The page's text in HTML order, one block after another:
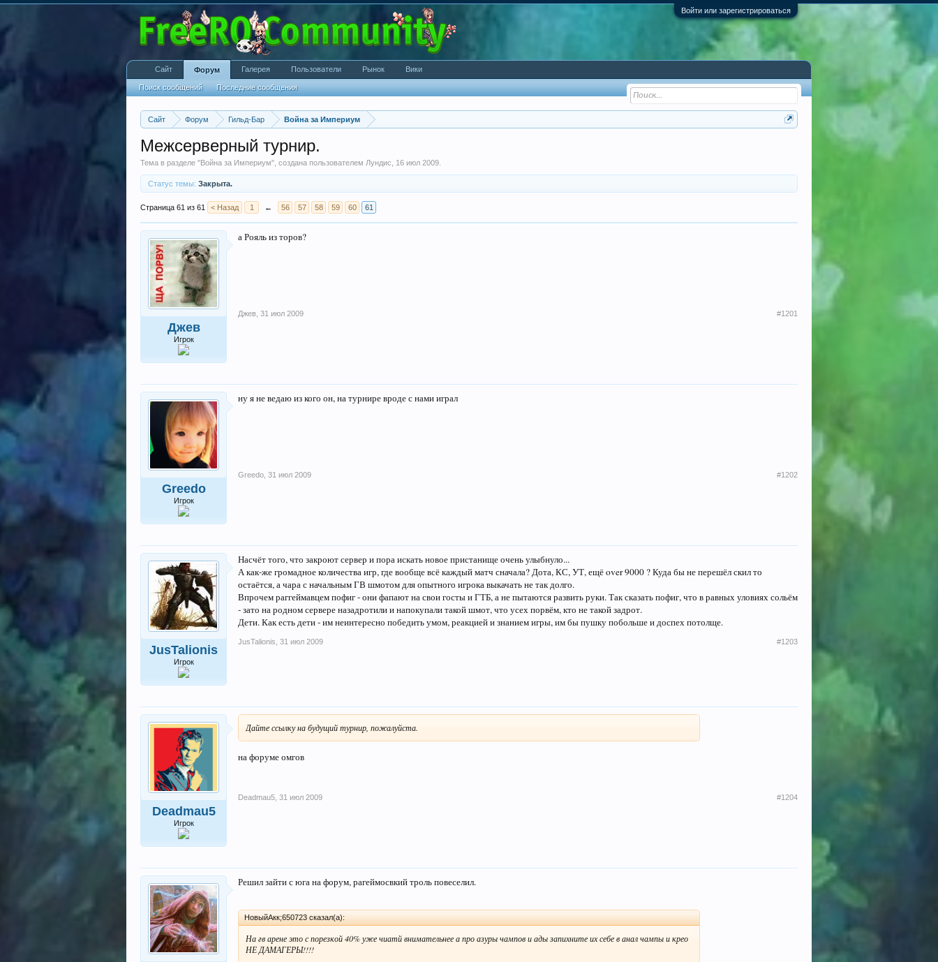
Войти или зарегистрироваться
Сайт Форум Гильд-Бар Война за Империум
Межсерверный турнир.
Тема в разделе "Война за Империум", создана пользователем Лундис 16 июл 2009
Статус темы: Закрыта.
Страница 61 из 61 < Назад 1 ← 56 57 58 59 60 61
Джев
Игрок
а Рояль из торов?
Джев 31 июл 2009 #1201
Greedo
Игрок
ну я не ведаю из кого он, на турнире вроде с нами играл
Greedo 31 июл 2009 #1202
JusTalionis
Игрок
Насчёт того, что закроют сервер и пора искать новое пристанище очень улыбнуло...
А как-же громадное количества игр, где вообще всё каждый матч сначала? Дота, КС, УТ, ещё over 9000 ? Куда бы не перешёл скил то
остаётся, а чара с начальным ГВ шмотом для опытного игрока выкачать не так долго.
Впрочем раггеймавцем пофиг - они фапают на свои госты и ГТБ, а не пытаются развить руки. Так сказать пофиг, что в равных уловиях сольём
- зато на родном сервере назадротили и напокупали такой шмот, что усех порвём, кто не такой задрот.
Дети. Как есть дети - им неинтересно победить умом, реакцией и знанием игры, им бы пушку побольше и доспех потолще.
JusTalionis 31 июл 2009 #1203
Deadmau5
Игрок
Дайте ссылку на будущий турнир, пожалуйста.
на форуме омгов
Deadmau5 31 июл 2009 #1204
Решил зайти с юга на форум, рагеймосвкий троль повеселил.
НовыйАкк;650723 сказал(а):
На гв арене это с порезкой 40% уже чиатй внимательнее а про азуры чампов и ады запихните их себе в анал чампы и крео
НЕ ДАМАГЕРЫ!!!!
Сайт Форум
Поиск сообщений Последние сообщения
Галерея Пользователи Рынок Вики